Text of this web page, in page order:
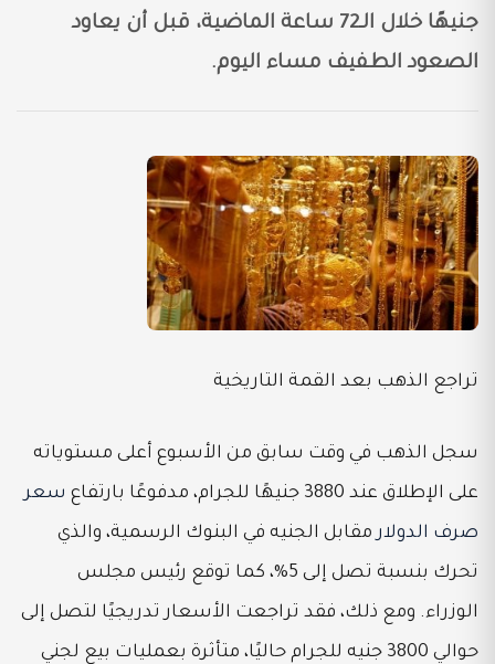
جنيهًا خلال الـ72 ساعة الماضية، قبل أن يعاود
الصعود الطفيف مساء اليوم.
تراجع الذهب بعد القمة التاريخية
سجل الذهب في وقت سابق من الأسبوع أعلى مستوياته
على الإطلاق عند 3880 جنيهًا للجرام، مدفوعًا بارتفاع
سعر
صرف الدولارمقابل الجنيه في البنوك الرسمية، والذي
تحرك بنسبة تصل إلى 5%، كما توقع رئيس مجلس
الوزراء. ومع ذلك، فقد تراجعت الأسعار تدريجيًا لتصل إلى
حوالي 3800 جنيه للجرام حاليًا، متأثرة بعمليات بيع لجني